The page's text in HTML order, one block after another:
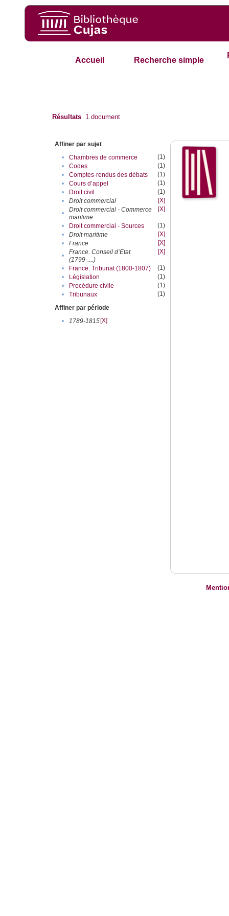
Accueil Recherche simple
Résultats 1 document
Affiner par sujet
•
Chambres de commerce
(1)
•
Codes
(1)
•
Comptes-rendus des débats
(1)
•
Cours d’appel
(1)
•
Droit civil
(1)
•
Droit commercial
[X]
•
Droit commercial - Commerce
maritime
[X]
• Droit commercial - Sources
(1)
•
Droit maritime
[X]
•
France
[X]
•
France. Conseil d’Etat
(1799-....)
[X]
• France. Tribunat (1800-1807)
(1)
•
Législation
(1)
•
Procédure civile
(1)
•
Tribunaux
(1)
Affiner par période
•
1789-1815[X]